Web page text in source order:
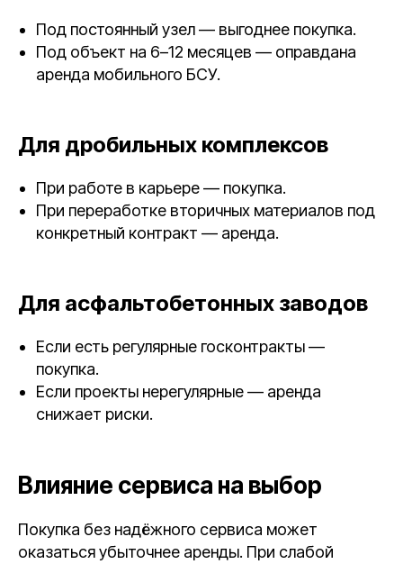
Под постоянный узел — выгоднее покупка.
Под объект на 6–12 месяцев — оправдана
аренда мобильного БСУ.
Для дробильных комплексов
При работе в карьере — покупка.
При переработке вторичных материалов под
конкретный контракт — аренда.
Для асфальтобетонных заводов
Если есть регулярные госконтракты —
покупка.
Если проекты нерегулярные — аренда
снижает риски.
Влияние сервиса на выбор
Покупка без надёжного сервиса может
оказаться убыточнее аренды. При слабой